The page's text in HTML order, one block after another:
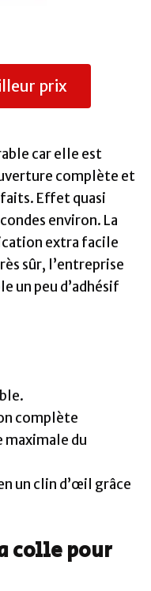
prix
car elle est
complète et
Effet quasi
environ. La
extra facile
sûr, l’entreprise
un peu d’adhésif
complète
maximale du
un clin d’œil grâce
colle pour